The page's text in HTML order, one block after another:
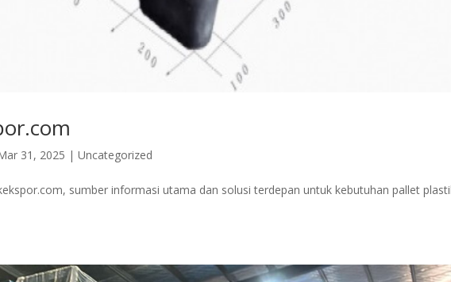
31, 2025 |Uncategorized
sumber informasi utama dan solusi terdepan untuk kebutuhan pallet